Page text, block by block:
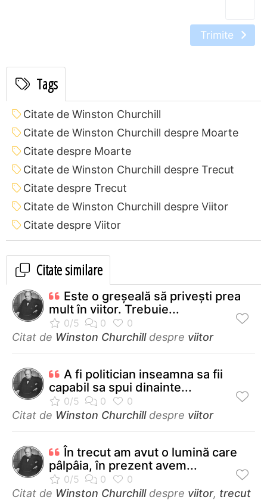
Trimite
Tags
Citate de Winston Churchill
Citate de Winston Churchill despre Moarte
Citate despre Moarte
Citate de Winston Churchill despre Trecut
Citate despre Trecut
Citate de Winston Churchill despre Viitor
Citate despre Viitor
Citate similare
Este o greşeală să priveşti prea
mult în viitor. Trebuie...
Citat de Winston Churchilldespre viitor
A fi politician inseamna sa fii
capabil sa spui dinainte...
Citat de Winston Churchilldespre viitor
În trecut am avut o lumină care
pâlpâia, în prezent avem...
Citat de Winston Churchilldespre viitor, trecut